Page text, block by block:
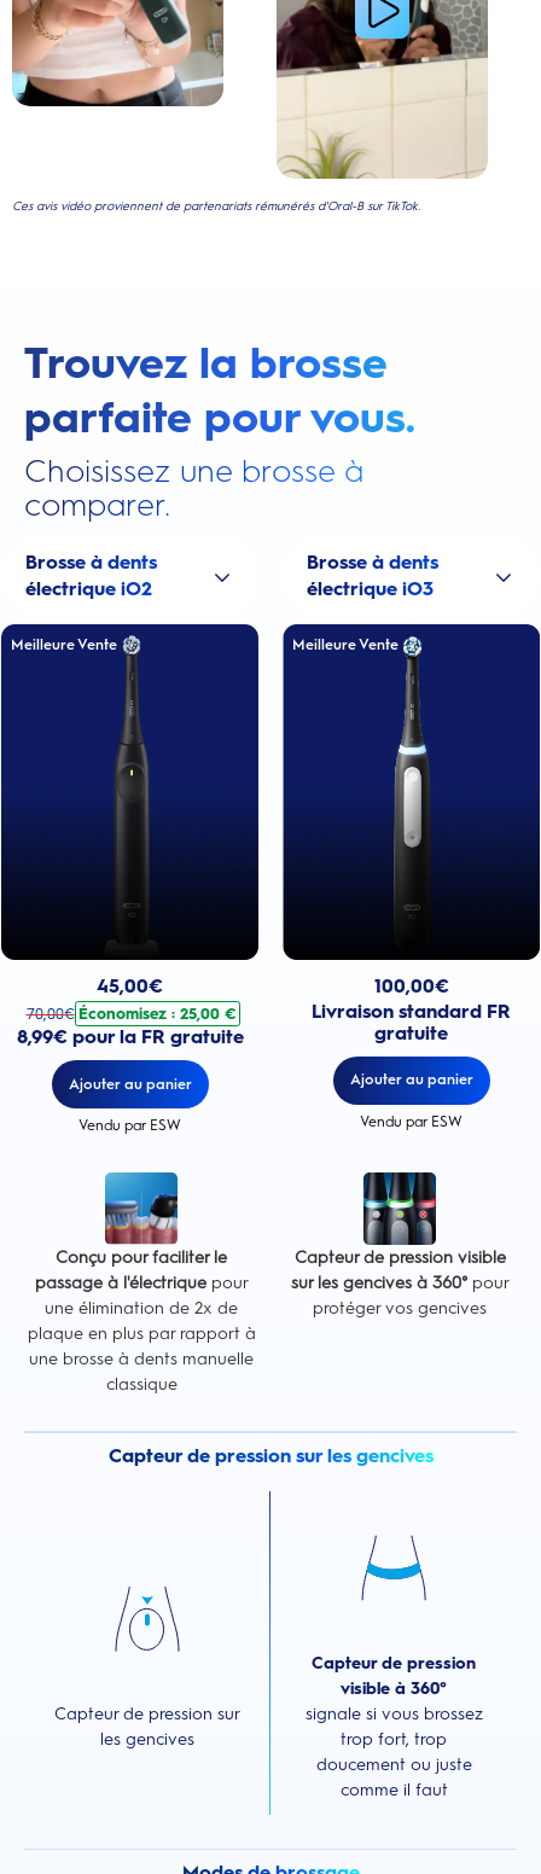
Ces avis vidéo proviennent de partenariats rémunérés d'Oral-B sur TikTok.
Trouvez la brosse
parfaite pour vous.
Choisissez une brosse à
comparer.
Brosse à dents
électrique iO2
Meilleure Vente
45,00€
70,00€ Économisez : 25,00 €
8,99€ pour la FR gratuite
Ajouter au panier
Vendu par ESW
Brosse à dents
électrique iO3
Meilleure Vente
100,00€
Livraison standard FR
gratuite
Ajouter au panier
Vendu par ESW
Conçu pour faciliter le
passage à l'électriquepour
une élimination de 2x de
plaque en plus par rapport à
une brosse à dents manuelle
classique
Capteur de pression visible
sur les gencives à 360°pour
protéger vos gencives
Capteur de pression sur les gencives
Capteur de pression sur
les gencives
Capteur de pression
visible à 360°
signale si vous brossez
trop fort, trop
doucement ou juste
comme il faut